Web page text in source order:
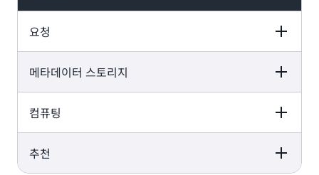
요청
요금
요청 10만 건당 10
USD
무료로 제공되는 핵심 API 직접 호출
무료 요청
메타데이터 스토리지
요금
GB당 0.40 USD
계정당 결제 월별 20MB의 무료 스토
컴퓨팅
요금
추천